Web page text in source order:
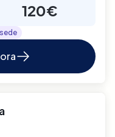
120€